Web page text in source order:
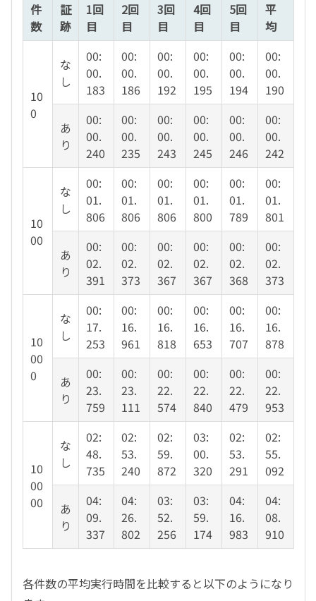
件
数
証
跡
1回
目
2回
目
3回
目
4回
目
5回
目
平
均
10
0
な
し
00:
00.
183
00:
00.
186
00:
00.
192
00:
00.
195
00:
00.
194
00:
00.
190
あ
り
00:
00.
240
00:
00.
235
00:
00.
243
00:
00.
245
00:
00.
246
00:
00.
242
10
00
な
し
00:
01.
806
00:
01.
806
00:
01.
806
00:
01.
800
00:
01.
789
00:
01.
801
あ
り
00:
02.
391
00:
02.
373
00:
02.
367
00:
02.
367
00:
02.
368
00:
02.
373
10
00
0
な
し
00:
17.
253
00:
16.
961
00:
16.
818
00:
16.
653
00:
16.
707
00:
16.
878
あ
り
00:
23.
759
00:
23.
111
00:
22.
574
00:
22.
840
00:
22.
479
00:
22.
953
10
00
00
な
し
02:
48.
735
02:
53.
240
02:
59.
872
03:
00.
320
02:
53.
291
02:
55.
092
あ
り
04:
09.
337
04:
26.
802
03:
52.
256
03:
59.
174
04:
16.
983
04:
08.
910
各件数の平均実行時間を比較すると以下のようになり